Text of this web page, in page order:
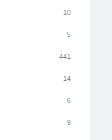
10
5
441
14
6
9